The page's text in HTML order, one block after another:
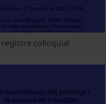
col·loquial